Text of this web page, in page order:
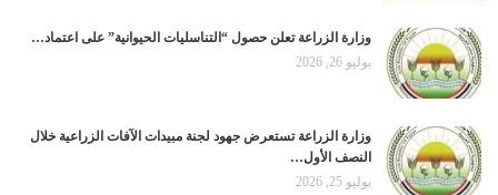
وزارة الزراعة تعلن حصول “التناسليات الحيوانية” على اعتماد…
يوليو 26, 2026
وزارة الزراعة تستعرض جهود لجنة مبيدات الآفات الزراعية خلال
النصف الأول…
يوليو 25, 2026